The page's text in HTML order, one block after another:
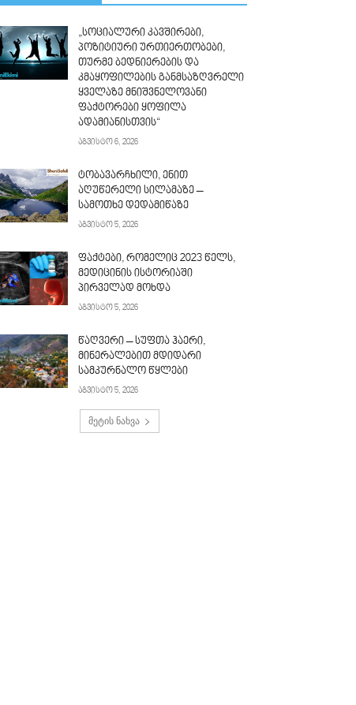
„სოციალური კავშირები,
პოზიტიური ურთიერთობები,
თურმე ბედნიერების და
კმაყოფილების განმსაზღვრელი
ყველაზე მნიშვნელოვანი
ფაქტორები ყოფილა
ადამიანისთვის“
აგვისტო 6, 2026
ტობავარჩხილი, ენით
აღუწერელი სილამაზე –
სამოთხე დედამიწაზე
აგვისტო 5, 2026
ფაქტები, რომელიც 2023 წელს,
მედიცინის ისტორიაში
პირველად მოხდა
აგვისტო 5, 2026
წაღვერი – სუფთა ჰაერი,
მინერალებით მდიდარი
სამკურნალო წყლები
აგვისტო 5, 2026
მეტის ნახვა